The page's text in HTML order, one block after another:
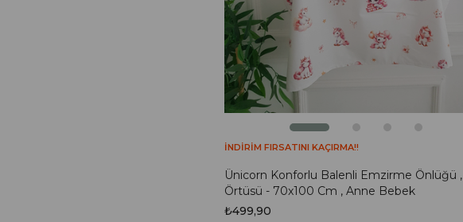
Ünicorn Konforlu Balenli Emzirme Önlüğü ,
Örtüsü - 70x100 Cm , Anne Bebek
₺499,90
İNDİRİM FIRSATINI KAÇIRMA!!